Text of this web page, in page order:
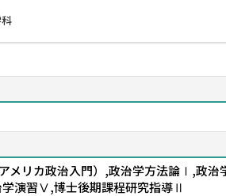
カ政治入門）,政治学方法論Ⅰ,政治
演習Ⅴ,博士後期課程研究指導Ⅱ